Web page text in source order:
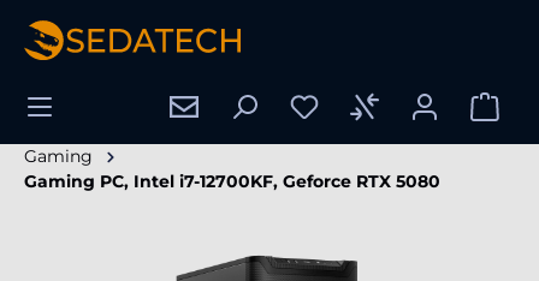
Gaming
Gaming PC, Intel i7-12700KF, Geforce RTX 5080
Afbeeldingengalerij overslaan